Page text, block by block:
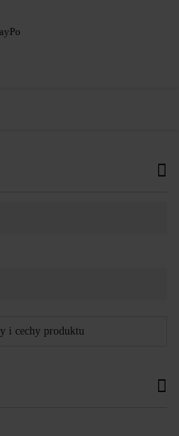
i cechy produktu